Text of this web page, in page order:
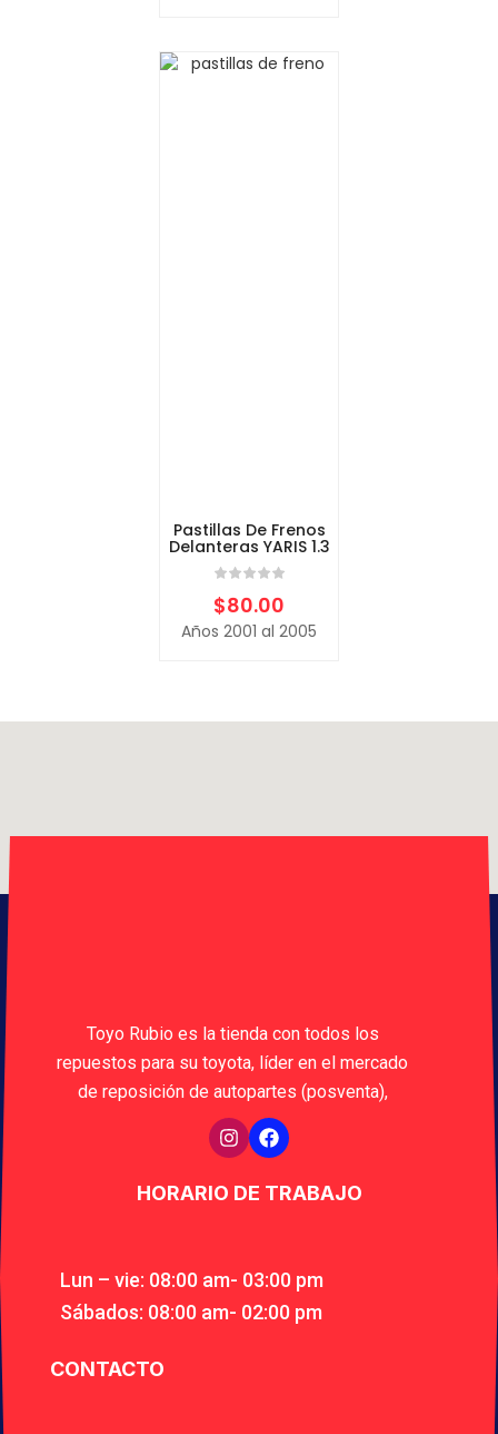
Pastillas De Frenos
Delanteras YARIS 1.3
$80.00
Años 2001 al 2005
Toyo Rubio es la tienda con todos los
repuestos para su toyota, líder en el mercado
de reposición de autopartes (posventa),
HORARIO DE TRABAJO
Lun – vie: 08:00 am- 03:00 pm
Sábados: 08:00 am- 02:00 pm
CONTACTO